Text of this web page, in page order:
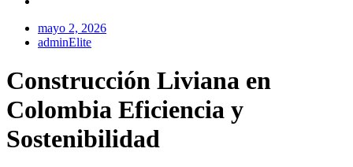
mayo 2, 2026
adminElite
Construcción Liviana en
Colombia Eficiencia y
Sostenibilidad